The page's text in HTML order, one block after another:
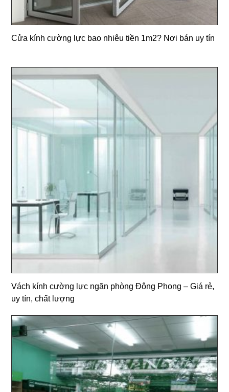
Cửa kính cường lực bao nhiêu tiền 1m2? Nơi bán uy tín
Vách kính cường lực ngăn phòng Đông Phong – Giá rẻ,
uy tín, chất lượng